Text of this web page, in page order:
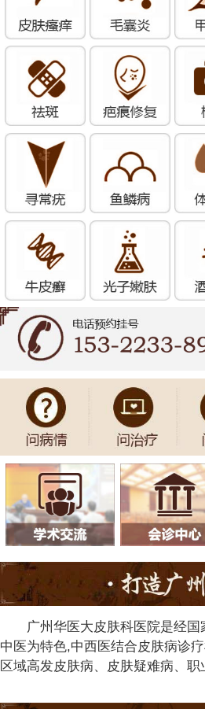
广州华医大皮肤科医院是经
中医为特色,中西医结合皮肤病诊
区域高发皮肤病、皮肤疑难病、职